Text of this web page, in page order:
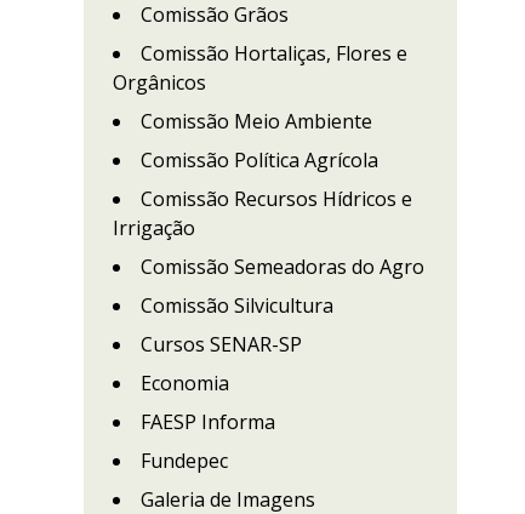
Comissão Grãos
Comissão Hortaliças, Flores e
Orgânicos
Comissão Meio Ambiente
Comissão Política Agrícola
Comissão Recursos Hídricos e
Irrigação
Comissão Semeadoras do Agro
Comissão Silvicultura
Cursos SENAR-SP
Economia
FAESP Informa
Fundepec
Galeria de Imagens